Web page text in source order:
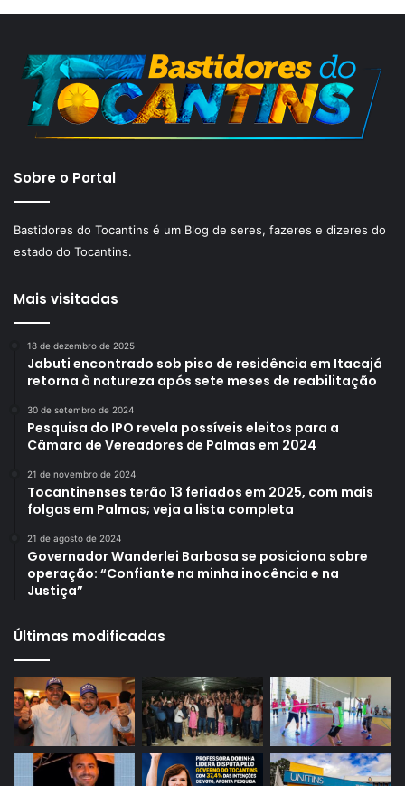
Sobre o Portal
Bastidores do Tocantins é um Blog de seres, fazeres e dizeres do
estado do Tocantins.
Mais visitadas
18 de dezembro de 2025
Jabuti encontrado sob piso de residência em Itacajá
retorna à natureza após sete meses de reabilitação
30 de setembro de 2024
Pesquisa do IPO revela possíveis eleitos para a
Câmara de Vereadores de Palmas em 2024
21 de novembro de 2024
Tocantinenses terão 13 feriados em 2025, com mais
folgas em Palmas; veja a lista completa
21 de agosto de 2024
Governador Wanderlei Barbosa se posiciona sobre
operação: “Confiante na minha inocência e na
Justiça”
Últimas modificadas